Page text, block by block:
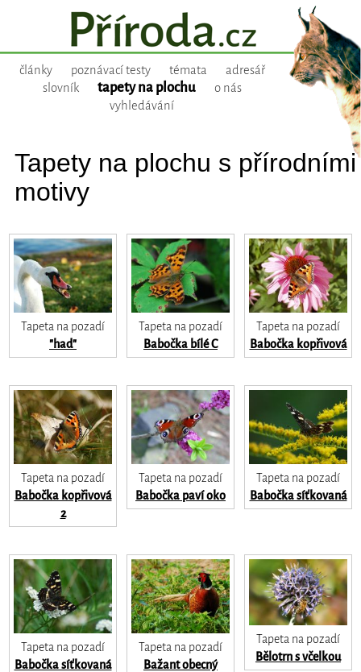
články poznávací testy témata
adresář
slovník
tapety na plochu
o nás
vyhledávání
Tapety na plochu s přírodními
motivy
Tapeta na pozadí
"had"
Tapeta na pozadí
Babočka bílé C
Tapeta na pozadí
Babočka kopřivová
Tapeta na pozadí
Babočka kopřivová
2
Tapeta na pozadí
Babočka paví oko
Tapeta na pozadí
Babočka síťkovaná
Tapeta na pozadí
Babočka síťkovaná
Tapeta na pozadí
Bažant obecný
Tapeta na pozadí
Bělotrn s včelkou